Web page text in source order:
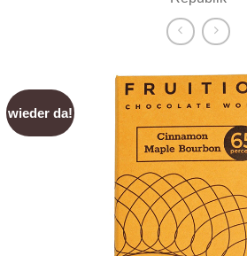
wieder da!